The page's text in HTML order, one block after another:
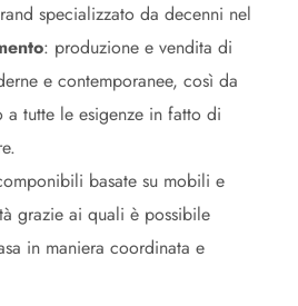
specializzato da decenni nel
: produzione e vendita di
e contemporanee, così da
a tutte le esigenze in fatto di
basate su mobili e
grazie ai quali è possibile
in maniera coordinata e